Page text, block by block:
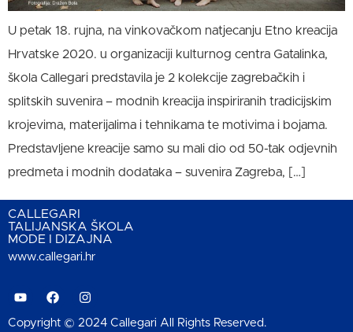
U petak 18. rujna, na vinkovačkom natjecanju Etno kreacija
Hrvatske 2020. u organizaciji kulturnog centra Gatalinka,
škola Callegari predstavila je 2 kolekcije zagrebačkih i
splitskih suvenira – modnih kreacija inspiriranih tradicijskim
krojevima, materijalima i tehnikama te motivima i bojama.
Predstavljene kreacije samo su mali dio od 50-tak odjevnih
predmeta i modnih dodataka – suvenira Zagreba, […]
CALLEGARI
TALIJANSKA ŠKOLA
MODE I DIZAJNA
www.callegari.hr
Copyright © 2024 Callegari All Rights Reserved.